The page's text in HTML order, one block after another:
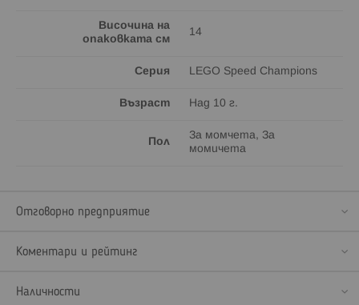
Височина на
опаковката см
14
Серия LEGO Speed Champions
Възраст Над 10 г.
Пол
За момчета, За
момичета
Отговорно предприятие
Коментари и рейтинг
Наличности